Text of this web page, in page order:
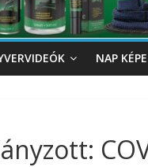
NAP KÉPE